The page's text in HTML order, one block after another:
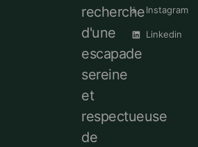
recherche
d'une
escapade
sereine
et
respectueuse
de
Instagram
Linkedin